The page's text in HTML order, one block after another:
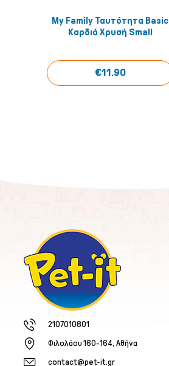
Quick View
My Family Ταυτότητα Basic
Καρδιά Χρυσή Small
€11.90
2107010801
Φιλολάου 160-164, Αθήνα
contact@pet-it.gr